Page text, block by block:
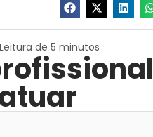
Leitura de 5 minutos